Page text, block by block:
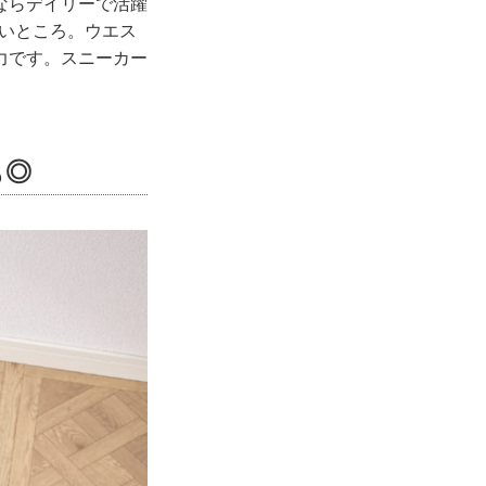
ところ。ウエス
です。スニーカー
◎